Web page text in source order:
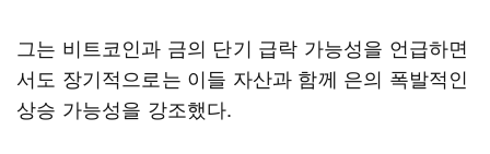
그는 비트코인과 금의 단기 급락 가능성을 언급하면
서도 장기적으로는 이들 자산과 함께 은의 폭발적인
상승 가능성을 강조했다.